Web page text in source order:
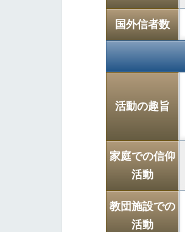
国外信者数
活動の趣旨
家庭での信仰
活動
教団施設での
活動